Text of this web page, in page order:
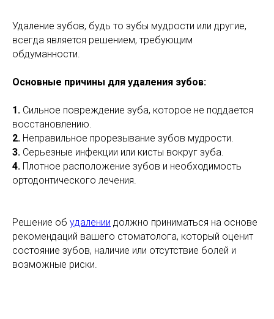
Удаление зубов, будь то зубы мудрости или другие,
всегда является решением, требующим
обдуманности.
Основные причины для удаления зубов:
1. Сильное повреждение зуба, которое не поддается
восстановлению.
2. Неправильное прорезывание зубов мудрости.
3. Серьезные инфекции или кисты вокруг зуба.
4. Плотное расположение зубов и необходимость
ортодонтического лечения.
Решение об удалении должно приниматься на основе
рекомендаций вашего стоматолога, который оценит
состояние зубов, наличие или отсутствие болей и
возможные риски.